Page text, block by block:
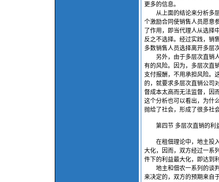
更多的信息。
从上面的结论来分析多层
个激励合同使销售人员愿意
了作用，即当代理人从选
反之不选择。经过实践，销
多数销售人员选择离开多层
另外，由于多层次直销人
有的风险。因为，多层次直
支付报酬，不用承担风险。
的，就要求多层次直销公司
督成本太高而无法监督，因
这个分析也可以看出，为什
抛给了社会，形成了很多社
第四节 多层次直销的利
在租佃理论中，地主投入
大化，因而，双方经过一系
件下的利益最大化，即达到
地主和佃农一系列的谈判
来决定的，双方的预期来自